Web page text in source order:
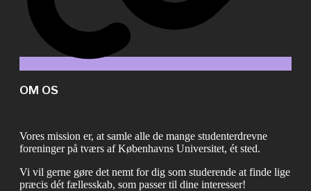
OM OS
Vores mission er, at samle alle de mange studenterdrevne
foreninger på tværs af Københavns Universitet, ét sted.
Vi vil gerne gøre det nemt for dig som studerende at finde lige
præcis dét fællesskab, som passer til dine interesser!